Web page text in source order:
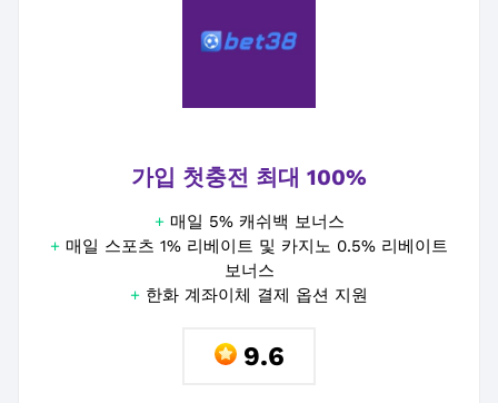
가입 첫충전 최대 100%
+ 매일 5% 캐쉬백 보너스
+ 매일 스포츠 1% 리베이트 및 카지노 0.5% 리베이트
보너스
+ 한화 계좌이체 결제 옵션 지원
9.6